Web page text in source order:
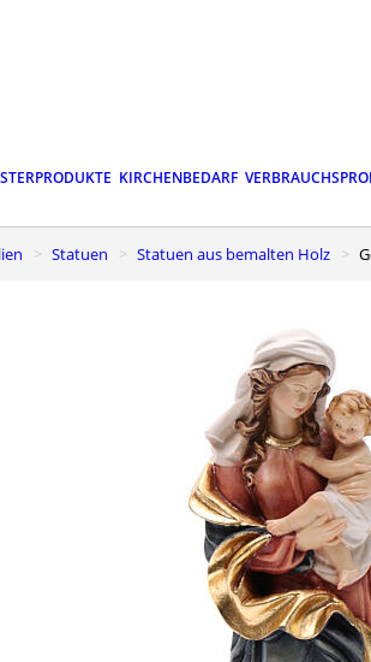
KIRCHENBEDARF
Statuen Statuen aus bemalten Holz